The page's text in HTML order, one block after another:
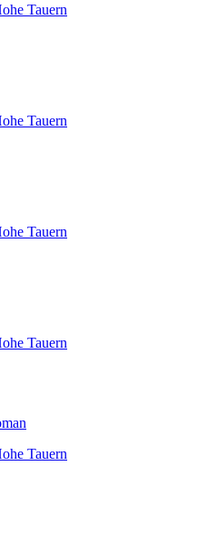
Tauern
Tauern
Tauern
Tauern
Tauern